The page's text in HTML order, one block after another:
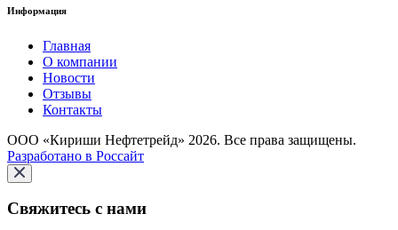
Информация
Главная
О компании
Новости
Отзывы
Контакты
ООО «Кириши Нефтетрейд» 2026. Все права защищены.
Разработано в Россайт
Свяжитесь с нами